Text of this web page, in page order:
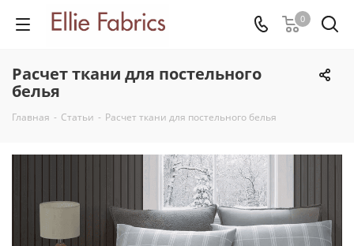
0
Расчет ткани для постельного
белья
Главная - Статьи - Расчет ткани для постельного белья